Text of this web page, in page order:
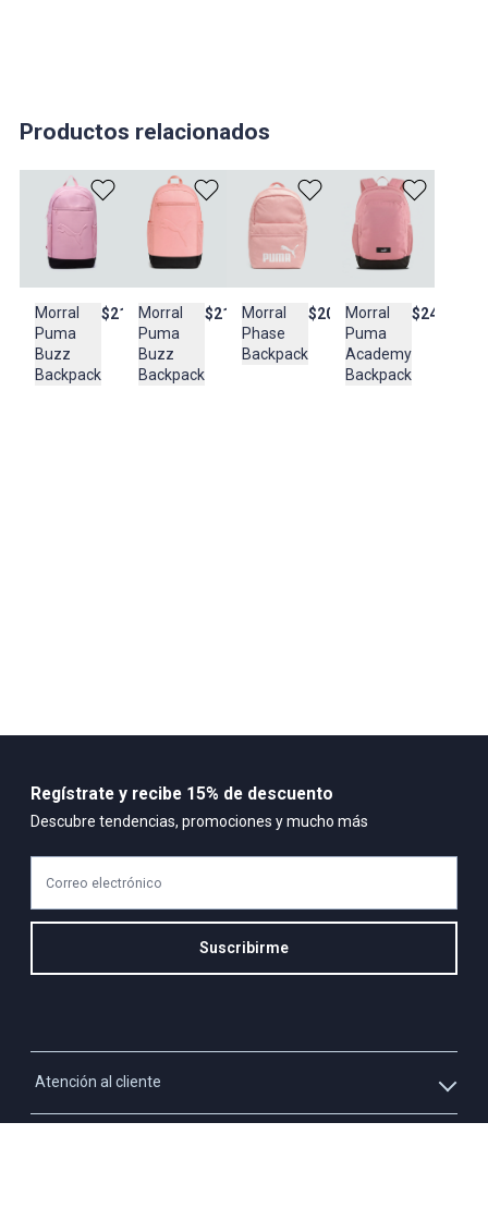
terantizan comodidad durante todo el día. Aduéñate de tu estilo
País de origen:
VIETNAM
Importador:
WORKOUT INC
Cuidado y Lavado
No utilizar lavadora
No secar directamente al sol
No utilizar maquinas de secado
Productos relacionados
Morral
Puma
Buzz
Backpack
$219.950
Morral
Puma
Buzz
Backpack
$214.950
Morral
Phase
Backpack
$209.950
Morral
Puma
Academy
Backpack
$249.950
Atención al cliente
Regístrate y recibe 15% de descuento
Descubre tendencias, promociones y mucho más
Correo electrónico
Suscribirme